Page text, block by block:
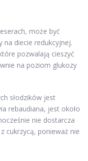
może być
na diecie redukcyjnej.
pozwalają cieszyć
na poziom glukozy
słodzików jest
rebaudiana, jest około
nie dostarcza
cukrzycą, ponieważ nie